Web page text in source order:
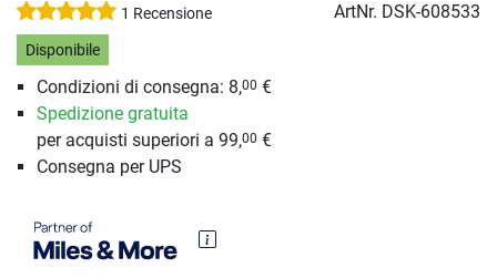
1 Recensione ArtNr. DSK-608533
Disponibile
Condizioni di consegna: 8,00 €
Spedizione gratuita
per acquisti superiori a 99,00 €
Consegna per UPS